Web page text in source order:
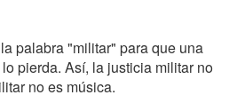
palabra "militar" para que una
pierda. Así, la justicia militar no
no es música.